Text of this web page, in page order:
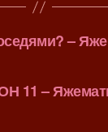
–
11 –